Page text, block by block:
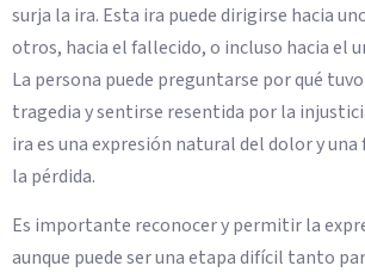
surja la ira. Esta ira puede dirigirse hacia
otros, hacia el fallecido, o incluso hacia el
La persona puede preguntarse por qué
tragedia y sentirse resentida por la
ira es una expresión natural del dolor y
la pérdida.
Es importante reconocer y permitir la
aunque puede ser una etapa difícil tanto